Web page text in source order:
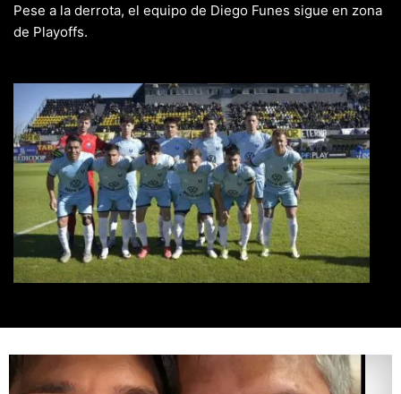
Pese a la derrota, el equipo de Diego Funes sigue en zona
de Playoffs.